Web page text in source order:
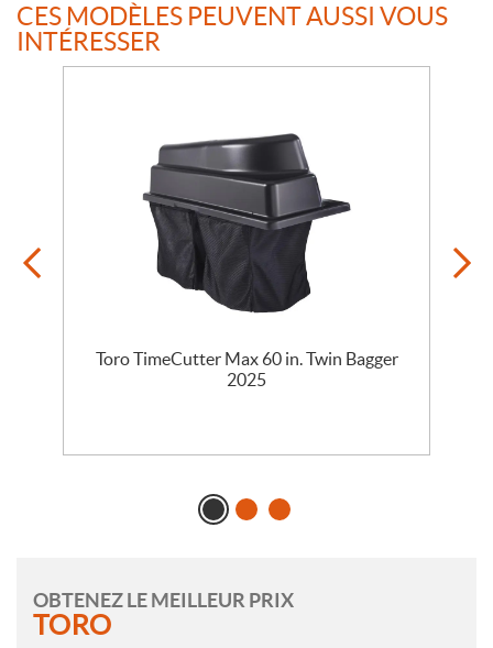
CES MODÈLES PEUVENT AUSSI VOUS
INTÉRESSER
Toro TimeCutter Max 60 in. Twin Bagger
2025
OBTENEZ LE MEILLEUR PRIX
TORO